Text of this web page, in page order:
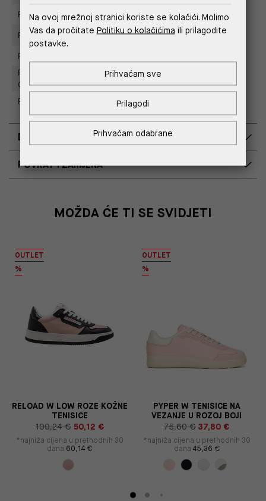
Replay Store, Joker Centar
Replay store, Tower Centar
Replay Store, Supernova Zadar
Replay Outlet Store, Designer
Outlet Croatia
Replay Outlet Store, Split
DOSTAVA
POVRAT I ZAMJENA
MOŽDA ĆE TI SE SVIDJETI
OUTLET
%
RELOAD W LOW ROZE KOŽNE
TENISICE
100,24 € 50,12 €
*najniža cijena u prethodnih 30
dana 60,14 €
OUTLET
%
PYPER W TENISICE NA
VEZANJE U ROZOJ BOJI
75,60 € 37,80 €
*najniža cijena u prethodnih 30
dana 45,36 €
Na ovoj mrežnoj stranici koriste se kolačići. Molimo
Vas da pročitate Politiku o kolačićima ili prilagodite
postavke.
Prihvaćam odabrane
Prilagodi
Prihvaćam sve